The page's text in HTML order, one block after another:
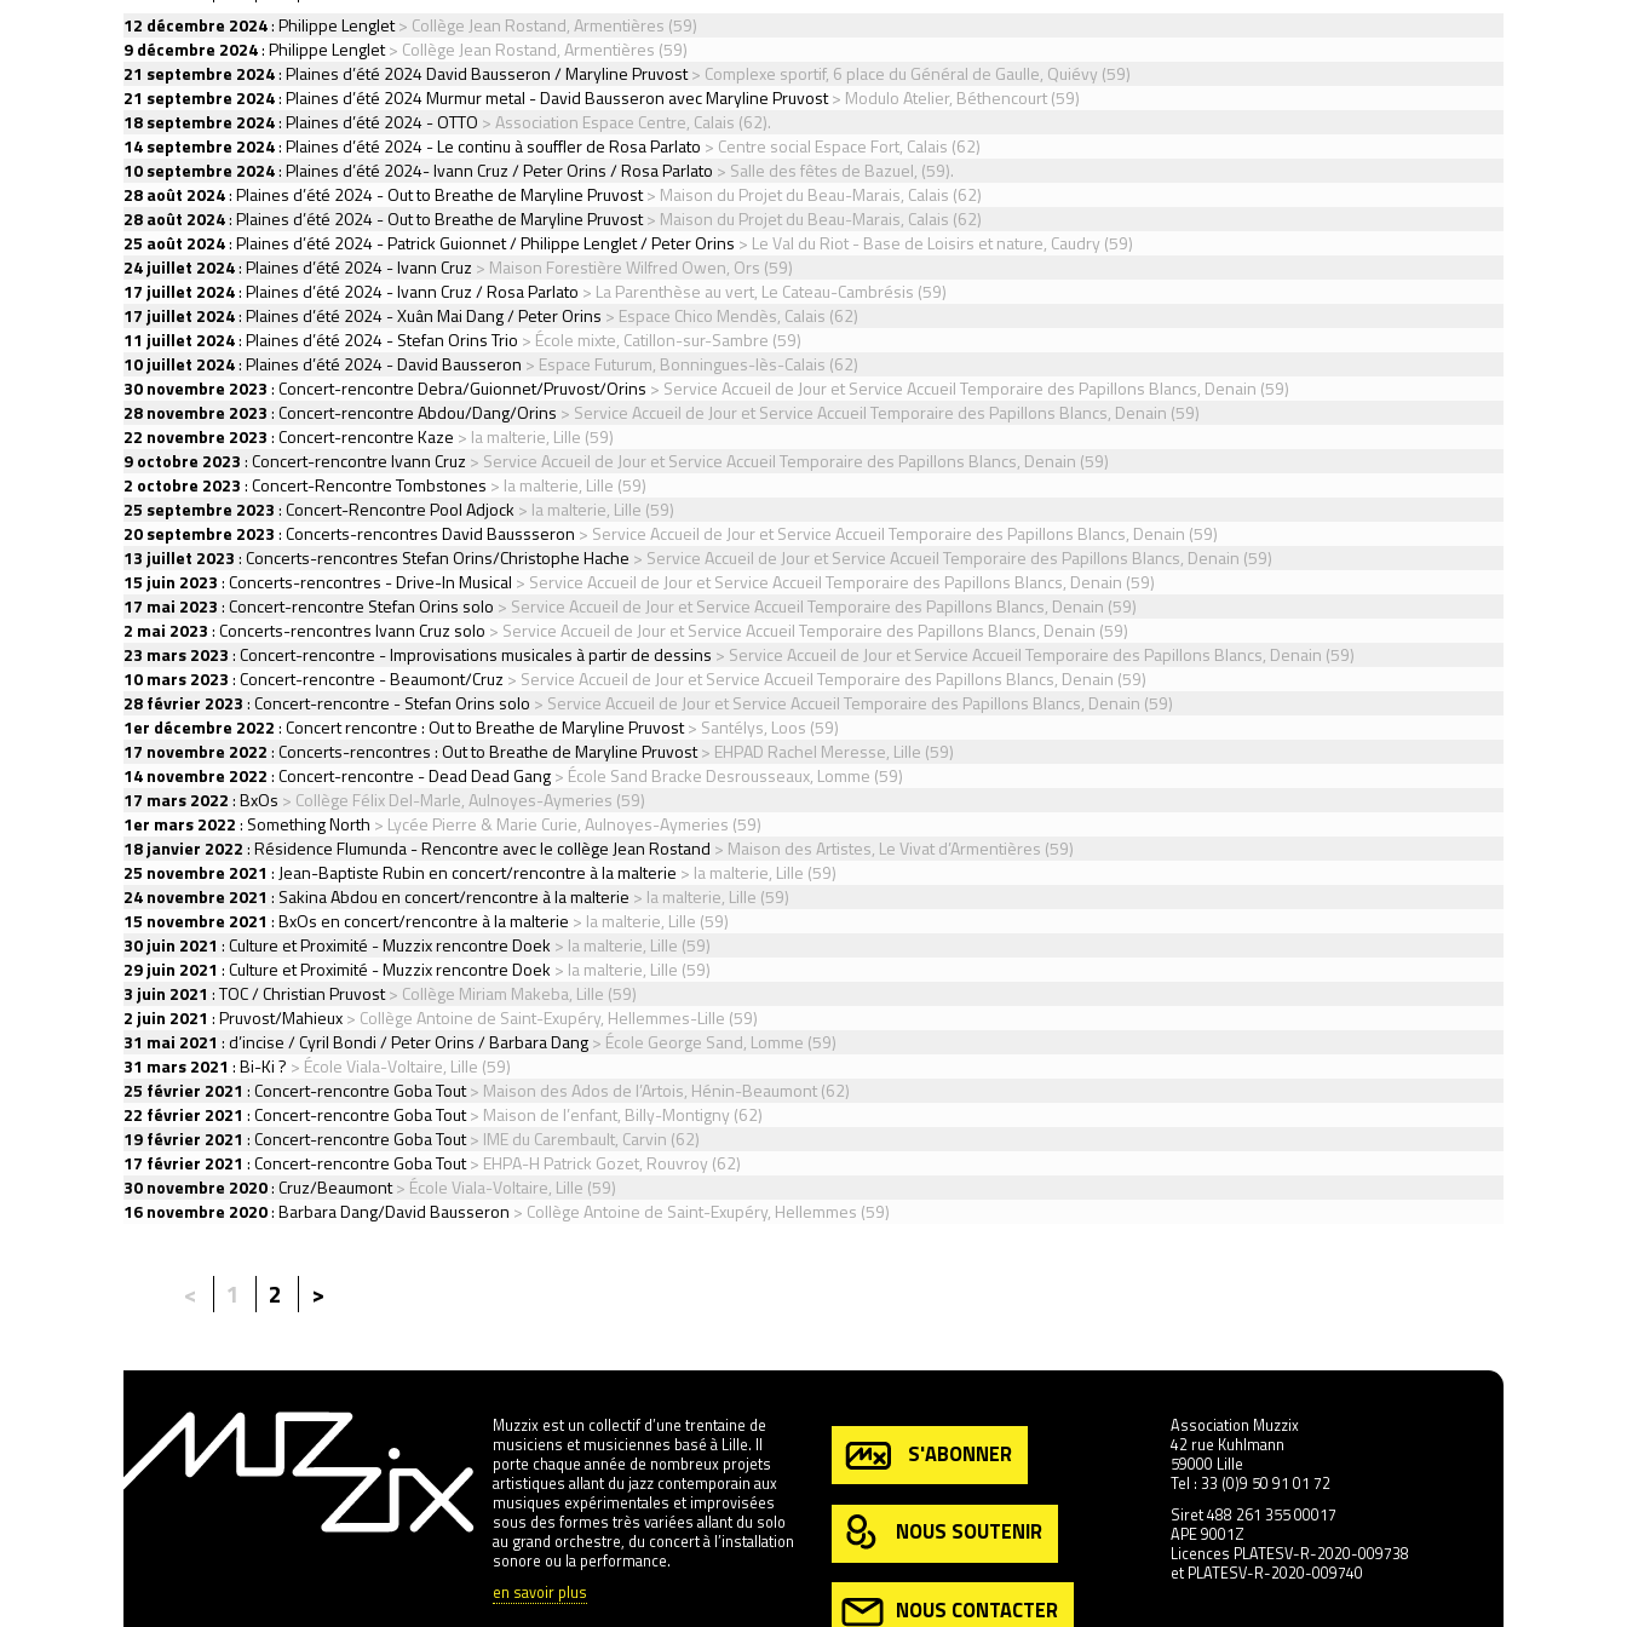
12 décembre 2024:Philippe Lenglet> Collège Jean Rostand, Armentières (59)
9 décembre 2024:Philippe Lenglet> Collège Jean Rostand, Armentières (59)
21 septembre 2024:Plaines d’été 2024 David Bausseron / Maryline Pruvost> Complexe sportif, 6 place du Général de Gaulle, Quiévy (59)
21 septembre 2024:Plaines d’été 2024 Murmur metal - David Bausseron avec Maryline Pruvost> Modulo Atelier, Béthencourt (59)
18 septembre 2024:Plaines d’été 2024 - OTTO > Association Espace Centre, Calais (62).
14 septembre 2024:Plaines d’été 2024 - Le continu à souffler de Rosa Parlato > Centre social Espace Fort, Calais (62)
10 septembre 2024:Plaines d’été 2024- Ivann Cruz / Peter Orins / Rosa Parlato > Salle des fêtes de Bazuel, (59).
28 août 2024:Plaines d’été 2024 - Out to Breathe de Maryline Pruvost> Maison du Projet du Beau-Marais, Calais (62)
28 août 2024:Plaines d’été 2024 - Out to Breathe de Maryline Pruvost> Maison du Projet du Beau-Marais, Calais (62)
25 août 2024:Plaines d’été 2024 - Patrick Guionnet / Philippe Lenglet / Peter Orins > Le Val du Riot - Base de Loisirs et nature, Caudry (59)
24 juillet 2024:Plaines d’été 2024 - Ivann Cruz > Maison Forestière Wilfred Owen, Ors (59)
17 juillet 2024:Plaines d’été 2024 - Ivann Cruz / Rosa Parlato > La Parenthèse au vert, Le Cateau-Cambrésis (59)
17 juillet 2024:Plaines d’été 2024 - Xuân Mai Dang / Peter Orins > Espace Chico Mendès, Calais (62)
11 juillet 2024:Plaines d’été 2024 - Stefan Orins Trio > École mixte, Catillon-sur-Sambre (59)
10 juillet 2024:Plaines d’été 2024 - David Bausseron > Espace Futurum, Bonningues-lès-Calais (62)
30 novembre 2023:Concert-rencontre Debra/Guionnet/Pruvost/Orins > Service Accueil de Jour et Service Accueil Temporaire des Papillons Blancs, Denain (59)
28 novembre 2023:Concert-rencontre Abdou/Dang/Orins > Service Accueil de Jour et Service Accueil Temporaire des Papillons Blancs, Denain (59)
22 novembre 2023:Concert-rencontre Kaze > la malterie, Lille (59)
9 octobre 2023:Concert-rencontre Ivann Cruz > Service Accueil de Jour et Service Accueil Temporaire des Papillons Blancs, Denain (59)
2 octobre 2023:Concert-Rencontre Tombstones > la malterie, Lille (59)
25 septembre 2023:Concert-Rencontre Pool Adjock > la malterie, Lille (59)
20 septembre 2023:Concerts-rencontres David Baussseron > Service Accueil de Jour et Service Accueil Temporaire des Papillons Blancs, Denain (59)
13 juillet 2023:Concerts-rencontres Stefan Orins/Christophe Hache > Service Accueil de Jour et Service Accueil Temporaire des Papillons Blancs, Denain (59)
15 juin 2023:Concerts-rencontres - Drive-In Musical > Service Accueil de Jour et Service Accueil Temporaire des Papillons Blancs, Denain (59)
17 mai 2023:Concert-rencontre Stefan Orins solo > Service Accueil de Jour et Service Accueil Temporaire des Papillons Blancs, Denain (59)
2 mai 2023:Concerts-rencontres Ivann Cruz solo > Service Accueil de Jour et Service Accueil Temporaire des Papillons Blancs, Denain (59)
23 mars 2023:Concert-rencontre - Improvisations musicales à partir de dessins > Service Accueil de Jour et Service Accueil Temporaire des Papillons Blancs, Denain (59)
10 mars 2023:Concert-rencontre - Beaumont/Cruz > Service Accueil de Jour et Service Accueil Temporaire des Papillons Blancs, Denain (59)
28 février 2023:Concert-rencontre - Stefan Orins solo > Service Accueil de Jour et Service Accueil Temporaire des Papillons Blancs, Denain (59)
1er décembre 2022:Concert rencontre : Out to Breathe de Maryline Pruvost> Santélys, Loos (59)
17 novembre 2022:Concerts-rencontres : Out to Breathe de Maryline Pruvost> EHPAD Rachel Meresse, Lille (59)
14 novembre 2022:Concert-rencontre - Dead Dead Gang> École Sand Bracke Desrousseaux, Lomme (59)
17 mars 2022:BxOs > Collège Félix Del-Marle, Aulnoyes-Aymeries (59)
1er mars 2022: Something North > Lycée Pierre & Marie Curie, Aulnoyes-Aymeries (59)
18 janvier 2022:Résidence Flumunda - Rencontre avec le collège Jean Rostand > Maison des Artistes, Le Vivat d’Armentières (59)
25 novembre 2021 : Jean-Baptiste Rubin en concert/rencontre à la malterie > la malterie, Lille (59)
24 novembre 2021 : Sakina Abdou en concert/rencontre à la malterie > la malterie, Lille (59)
15 novembre 2021 :BxOs en concert/rencontre à la malterie > la malterie, Lille (59)
30 juin 2021 :Culture et Proximité - Muzzix rencontre Doek > la malterie, Lille (59)
29 juin 2021 :Culture et Proximité - Muzzix rencontre Doek > la malterie, Lille (59)
3 juin 2021 :TOC / Christian Pruvost> Collège Miriam Makeba, Lille (59)
2 juin 2021 :Pruvost/Mahieux> Collège Antoine de Saint-Exupéry, Hellemmes-Lille (59)
31 mai 2021 :d’incise / Cyril Bondi / Peter Orins / Barbara Dang> École George Sand, Lomme (59)
31 mars 2021 :Bi-Ki ? > École Viala-Voltaire, Lille (59)
25 février 2021 :Concert-rencontre Goba Tout> Maison des Ados de l’Artois, Hénin-Beaumont (62)
22 février 2021 :Concert-rencontre Goba Tout> Maison de l’enfant, Billy-Montigny (62)
19 février 2021 :Concert-rencontre Goba Tout> IME du Carembault, Carvin (62)
17 février 2021 :Concert-rencontre Goba Tout> EHPA-H Patrick Gozet, Rouvroy (62)
30 novembre 2020:Cruz/Beaumont> École Viala-Voltaire, Lille (59)
16 novembre 2020:Barbara Dang/David Bausseron > Collège Antoine de Saint-Exupéry, Hellemmes (59)
< 1 2 >
Muzzix est un collectif d’une trentaine de
musiciens et musiciennes basé à Lille. Il
porte chaque année de nombreux projets
artistiques allant du jazz contemporain aux
musiques expérimentales et improvisées
sous des formes très variées allant du solo
au grand orchestre, du concert à l’installation
sonore ou la performance.
en savoir plus
S'ABONNER
NOUS SOUTENIR
NOUS CONTACTER
Association Muzzix
42 rue Kuhlmann
59000 Lille
Tel : 33 (0)9 50 91 01 72
Siret 488 261 355 00017
APE 9001Z
Licences PLATESV-R-2020-009738
et PLATESV-R-2020-009740